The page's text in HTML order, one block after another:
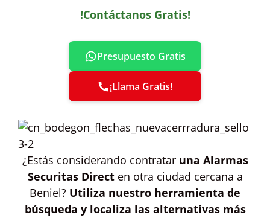
!Contáctanos Gratis!
Presupuesto Gratis
¡Llama Gratis!
¿Estás considerando contratar una Alarmas
Securitas Directen otra ciudad cercana a
Beniel? Utiliza nuestro herramienta de
búsqueda y localiza las alternativas más